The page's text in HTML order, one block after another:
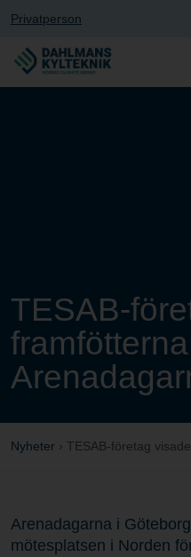
Privatperson
TESAB-
Nyheter › TESAB-företag
Arenadagarna i
mötesplatsen i Norden